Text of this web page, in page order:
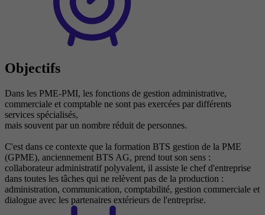
Objectifs
Dans les PME-PMI, les fonctions de gestion administrative,
commerciale et comptable ne sont pas exercées par différents
services spécialisés,
mais souvent par un nombre réduit de personnes.
C'est dans ce contexte que la formation BTS gestion de la PME
(GPME), anciennement BTS AG, prend tout son sens :
collaborateur administratif polyvalent, il assiste le chef d'entreprise
dans toutes les tâches qui ne relèvent pas de la production :
administration, communication, comptabilité, gestion commerciale et
dialogue avec les partenaires extérieurs de l'entreprise.